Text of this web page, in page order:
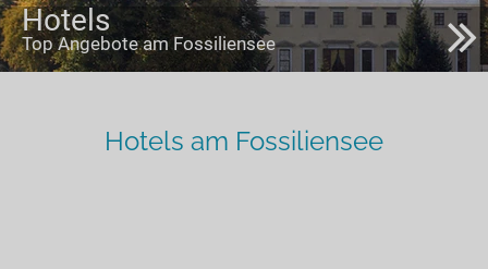
Hotels
Top Angebote am Fossiliensee
Hotels am Fossiliensee